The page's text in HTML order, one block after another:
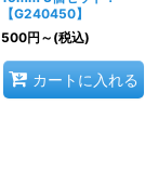
【G240450】
500円 ～ (税込)
カートに入れる